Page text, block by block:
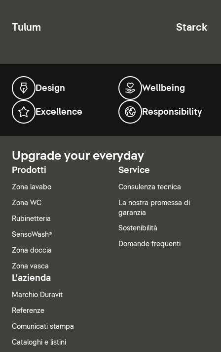
Tulum Starck T
Design Wellbeing
Excellence Responsibility
Upgrade your everyday
Prodotti
Zona lavabo
Zona WC
Rubinetteria
SensoWash®
Zona doccia
Zona vasca
Service
Consulenza tecnica
La nostra promessa di
garanzia
Sostenibilità
Domande frequenti
L'azienda
Marchio Duravit
Referenze
Comunicati stampa
Cataloghi e listini